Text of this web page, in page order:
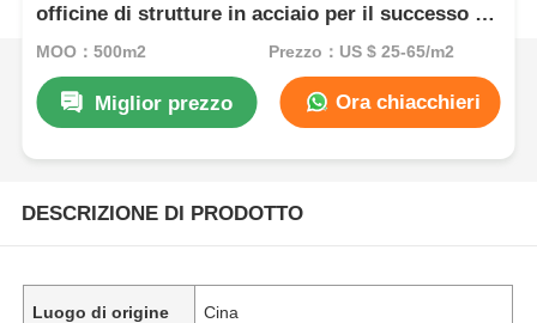
officine di strutture in acciaio per il successo di
progetti industriali
MOQ：500m2 Prezzo：US $ 25-65/m2
Miglior prezzo Ora chiacchieri
DESCRIZIONE DI PRODOTTO
Luogo di origine Cina